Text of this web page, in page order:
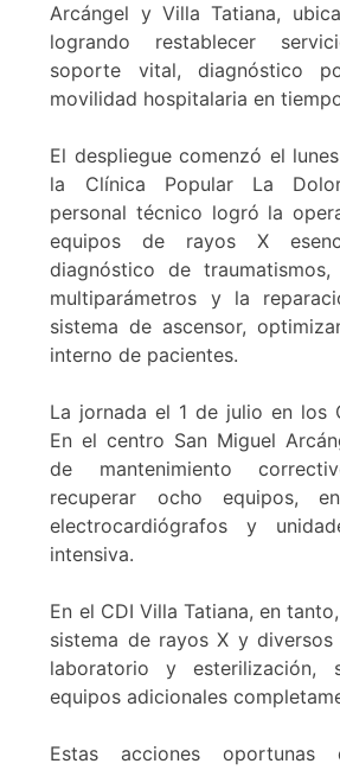
Arcángel y Villa Tatiana,
logrando restablecer
soporte vital, diagnóstico
movilidad hospitalaria en
El despliegue comenzó el
la Clínica Popular La
personal técnico logró la
equipos de rayos X
diagnóstico de
multiparámetros y la
sistema de ascensor,
interno de pacientes.
La jornada el 1 de julio en los
En el centro San Miguel
de mantenimiento
recuperar ocho equipos,
electrocardiógrafos y
intensiva.
En el CDI Villa Tatiana, en
sistema de rayos X y
laboratorio y esterilización,
equipos adicionales
Estas acciones oportunas